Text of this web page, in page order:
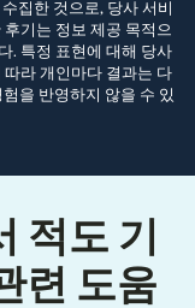
집한 것으로, 당사 서비
기는 정보 제공 목적으
. 특정 표현에 대해 당사
라 개인마다 결과는 다
을 반영하지 않을 수 있
적도 기
련 도움